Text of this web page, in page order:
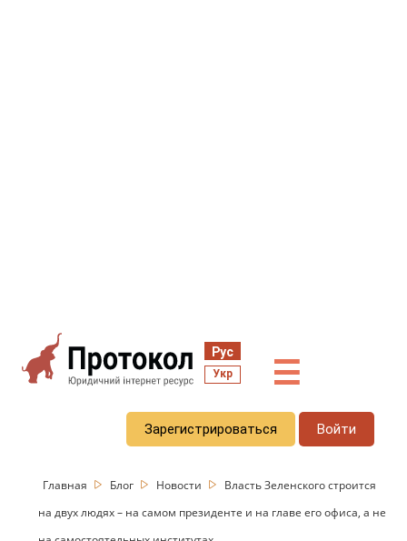
Рус
Укр ☰
Зарегистрироваться Войти
Главная Блог Новости
Власть Зеленского строится
на двух людях – на самом президенте и на главе его офиса, а не